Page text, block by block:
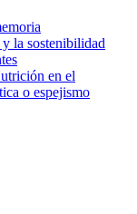
la sostenibilidad
en el
o espejismo